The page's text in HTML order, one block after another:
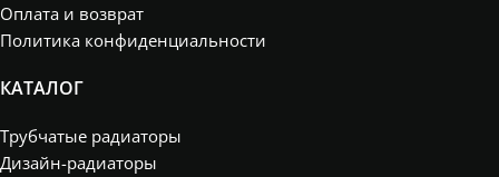
Оплата и возврат
Политика конфиденциальности
КАТАЛОГ
Трубчатые радиаторы
Дизайн-радиаторы